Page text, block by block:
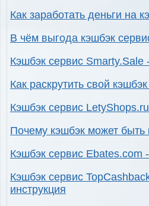
Как заработать деньги на
В чём выгода кэшбэк
Кэшбэк сервис Smarty.Sale
Как раскрутить свой
Кэшбэк сервис
Почему кэшбэк может быть
Кэшбэк сервис Ebates.com
Кэшбэк сервис
инструкция